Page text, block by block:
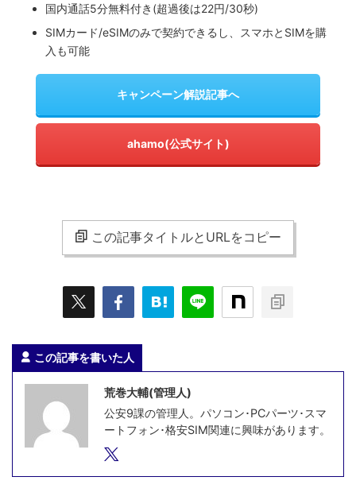
国内通話5分無料付き(超過後は22円/30秒)
SIMカード/eSIMのみで契約できるし、スマホとSIMを購
入も可能
キャンペーン解説記事へ
ahamo(公式サイト)
この記事タイトルとURLをコピー
この記事を書いた人
荒巻大輔(管理人)
公安9課の管理人。パソコン･PCパーツ･スマ
ートフォン･格安SIM関連に興味があります。